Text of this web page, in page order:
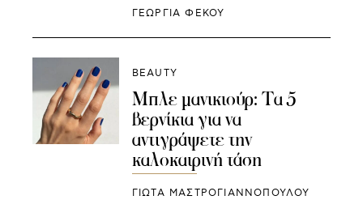
ΓΕΩΡΓΙΑ ΦΕΚΟΥ
BEAUTY
Μπλε μανικιούρ: Τα 5
βερνίκια για να
αντιγράψετε την
καλοκαιρινή τάση
ΓΙΩΤΑ ΜΑΣΤΡΟΓΙΑΝΝΟΠΟΥΛΟΥ